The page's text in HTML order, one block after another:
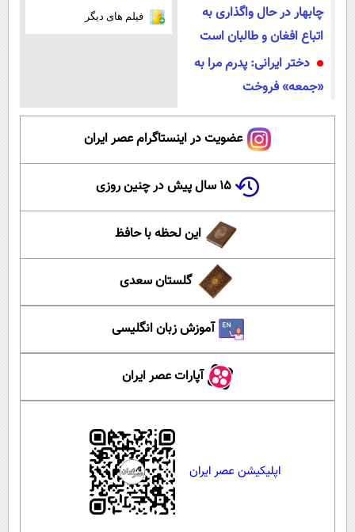
چابهار در حال واگذاری به
اتباع افغان و طالبان است
دختر ایرانی: پدرم مرا به
«جمعه» فروخت
فیلم های دیگر
عضویت در اینستاگرام عصر ایران
۱۵ سال پیش در چنین روزی
این لحظه با حافظ
گلستان سعدی
آموزش زبان انگلیسی
آپارات عصر ایران
اپلیکیشن عصر ایران